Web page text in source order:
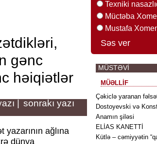
gənc
həiqiətlər
| sonrakı yazı
ağlına
dünya
Texniki
Müctəba
Mustafa
Səs ver
MÜSTƏVİ
MÜƏLLİF
Çəkiclə yaranan
Dostoyevski və
Anamın şiləsi
ELİAS KANETTİ
Kütlə – cəmiyyətin